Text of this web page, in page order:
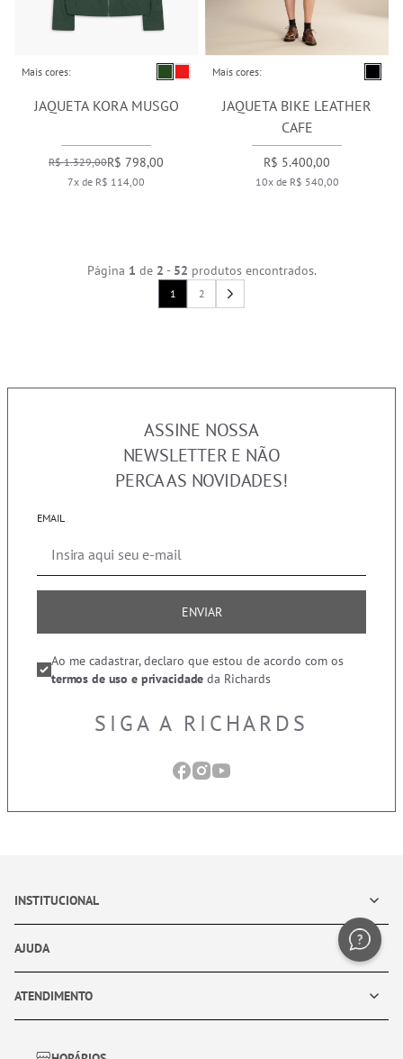
Mais cores:
JAQUETA KORA MUSGO
R$ 1.329,00R$ 798,00
7x de R$ 114,00
Mais cores:
JAQUETA BIKE LEATHER
CAFE
R$ 5.400,00
10x de R$ 540,00
Página 1 de 2 - 52 produtos encontrados.
1 2
ASSINE NOSSA
NEWSLETTER E NÃO
PERCA AS NOVIDADES!
EMAIL
ENVIAR
Ao me cadastrar, declaro que estou de acordo com os
termos de uso e privacidade da Richards
SIGA A RICHARDS
INSTITUCIONAL
AJUDA
ATENDIMENTO